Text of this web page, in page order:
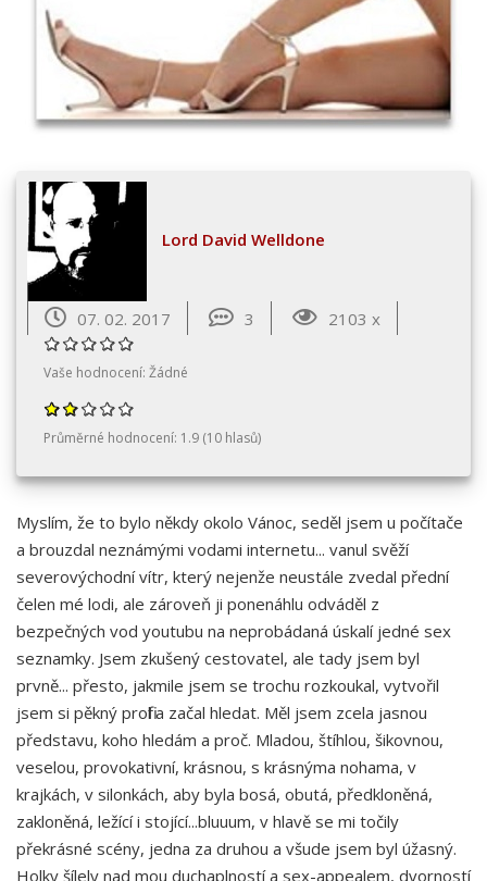
Lord David Welldone
07. 02. 2017 3 2103 x
Vaše hodnocení: Žádné
Průměrné hodnocení: 1.9 (10 hlasů)
Myslím, že to bylo někdy okolo Vánoc, seděl jsem u počítače
a brouzdal neznámými vodami internetu... vanul svěží
severovýchodní vítr, který nejenže neustále zvedal přední
čelen mé lodi, ale zároveň ji ponenáhlu odváděl z
bezpečných vod youtubu na neprobádaná úskalí jedné sex
seznamky. Jsem zkušený cestovatel, ale tady jsem byl
prvně... přesto, jakmile jsem se trochu rozkoukal, vytvořil
jsem si pěkný profil a začal hledat. Měl jsem zcela jasnou
představu, koho hledám a proč. Mladou, štíhlou, šikovnou,
veselou, provokativní, krásnou, s krásnýma nohama, v
krajkách, v silonkách, aby byla bosá, obutá, předkloněná,
zakloněná, ležící i stojící...bluuum, v hlavě se mi točily
překrásné scény, jedna za druhou a všude jsem byl úžasný.
Holky šílely nad mou duchaplností a sex-appealem, dvorností